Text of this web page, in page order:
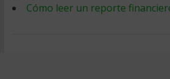
Cómo leer un reporte